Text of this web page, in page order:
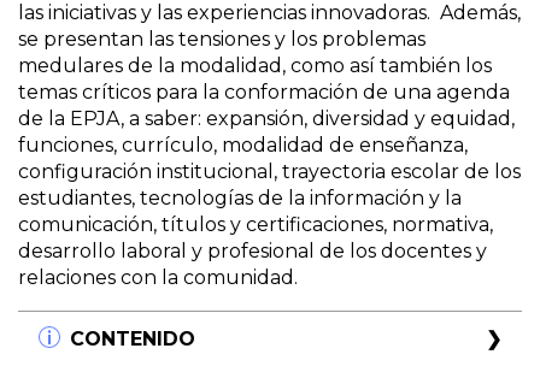
las iniciativas y las experiencias innovadoras. Además,
se presentan las tensiones y los problemas
medulares de la modalidad, como así también los
temas críticos para la conformación de una agenda
de la EPJA, a saber: expansión, diversidad y equidad,
funciones, currículo, modalidad de enseñanza,
configuración institucional, trayectoria escolar de los
estudiantes, tecnologías de la información y la
comunicación, títulos y certificaciones, normativa,
desarrollo laboral y profesional de los docentes y
relaciones con la comunidad.
CONTENIDO